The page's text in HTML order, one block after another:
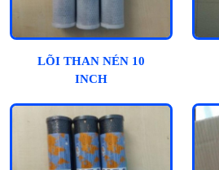
LÕI THAN NÉN 10
INCH